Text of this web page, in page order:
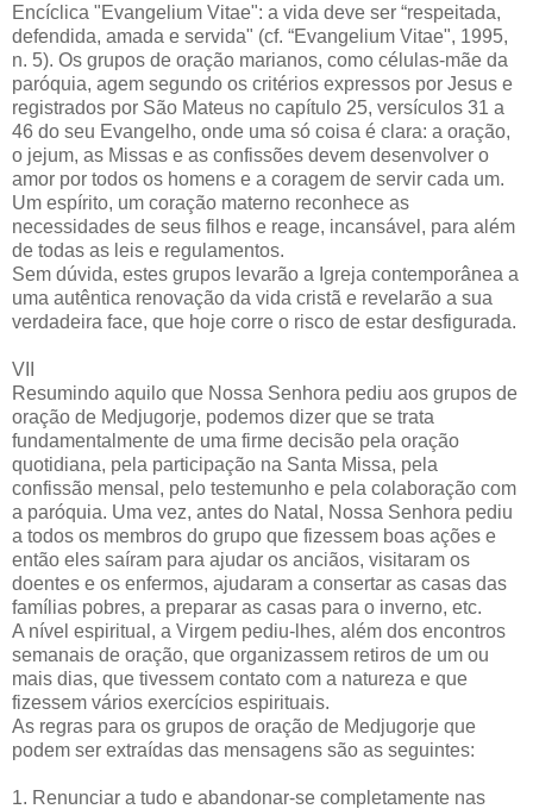
Encíclica "Evangelium Vitae": a vida deve ser “respeitada,
defendida, amada e servida" (cf. “Evangelium Vitae", 1995,
n. 5). Os grupos de oração marianos, como células-mãe da
paróquia, agem segundo os critérios expressos por Jesus e
registrados por São Mateus no capítulo 25, versículos 31 a
46 do seu Evangelho, onde uma só coisa é clara: a oração,
o jejum, as Missas e as confissões devem desenvolver o
amor por todos os homens e a coragem de servir cada um.
Um espírito, um coração materno reconhece as
necessidades de seus filhos e reage, incansável, para além
de todas as leis e regulamentos.
Sem dúvida, estes grupos levarão a Igreja contemporânea a
uma autêntica renovação da vida cristã e revelarão a sua
verdadeira face, que hoje corre o risco de estar desfigurada.
VII
Resumindo aquilo que Nossa Senhora pediu aos grupos de
oração de Medjugorje, podemos dizer que se trata
fundamentalmente de uma firme decisão pela oração
quotidiana, pela participação na Santa Missa, pela
confissão mensal, pelo testemunho e pela colaboração com
a paróquia. Uma vez, antes do Natal, Nossa Senhora pediu
a todos os membros do grupo que fizessem boas ações e
então eles saíram para ajudar os anciãos, visitaram os
doentes e os enfermos, ajudaram a consertar as casas das
famílias pobres, a preparar as casas para o inverno, etc.
A nível espiritual, a Virgem pediu-lhes, além dos encontros
semanais de oração, que organizassem retiros de um ou
mais dias, que tivessem contato com a natureza e que
fizessem vários exercícios espirituais.
As regras para os grupos de oração de Medjugorje que
podem ser extraídas das mensagens são as seguintes:
1. Renunciar a tudo e abandonar-se completamente nas